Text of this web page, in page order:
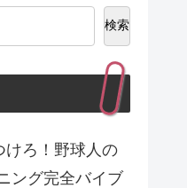
検索
けろ！野球人の
ング完全バイブ